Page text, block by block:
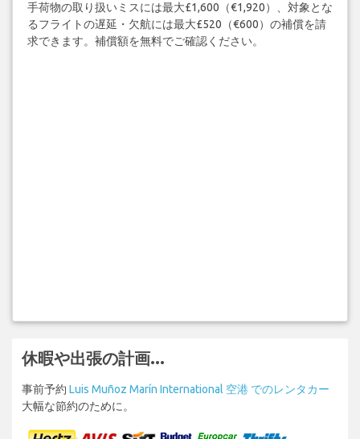
手荷物の取り扱いミスには最大£1,600（€1,920）、対象とな
るフライトの遅延・欠航には最大£520（€600）の補償を請
求できます。補償額を無料でご確認ください。
休暇や出張の計画...
事前予約 Luis Muñoz Marín International 空港 でのレンタカー
大幅な節約のために。